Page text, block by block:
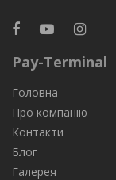
Pay-Terminal
Головна
Про компанію
Контакти
Блог
Галерея